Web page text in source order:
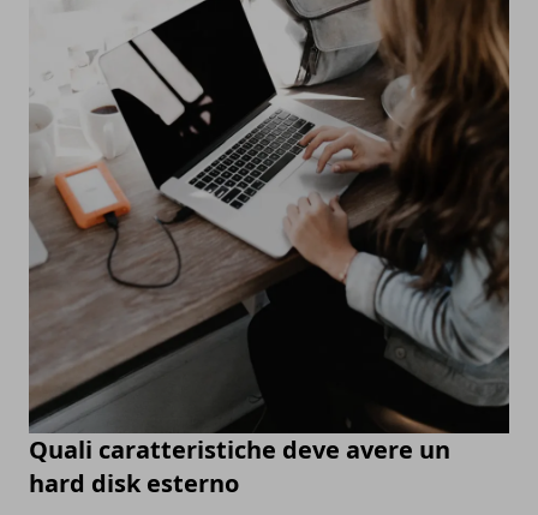
Quali caratteristiche deve avere un
hard disk esterno